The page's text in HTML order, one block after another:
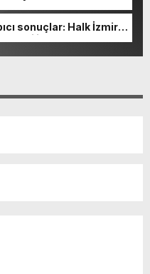
sonuçlar: Halk İzmirli
Eşki ilk sırada